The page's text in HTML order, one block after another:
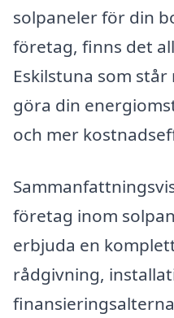
solpaneler för din
företag, finns det
Eskilstuna som
göra din
och mer
företag inom
erbjuda en
rådgivning,